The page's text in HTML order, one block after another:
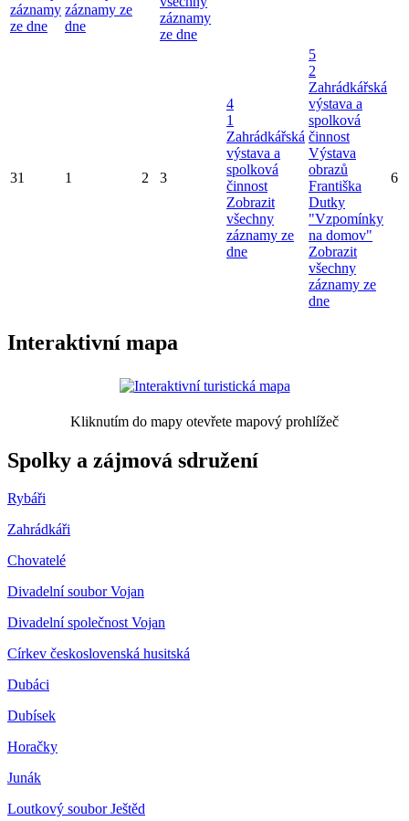
záznamy
ze dne
záznamy ze
dne
záznamy
ze dne
31 1 2 3
4
1
Zahrádkářská
výstava a
spolková
činnost
Zobrazit
všechny
záznamy ze
dne
5
2
Zahrádkářská
výstava a
spolková
činnost
Výstava
obrazů
Františka
Dutky
"Vzpomínky
na domov"
Zobrazit
všechny
záznamy ze
dne
6
Interaktivní mapa
Kliknutím do mapy otevřete mapový prohlížeč
Spolky a zájmová sdružení
Rybáři
Zahrádkáři
Chovatelé
Divadelní soubor Vojan
Divadelní společnost Vojan
Církev československá husitská
Dubáci
Dubísek
Horačky
Junák
Loutkový soubor Ještěd